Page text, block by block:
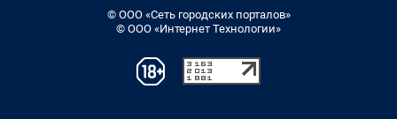
© ООО «Сеть городских порталов»
© ООО «Интернет Технологии»